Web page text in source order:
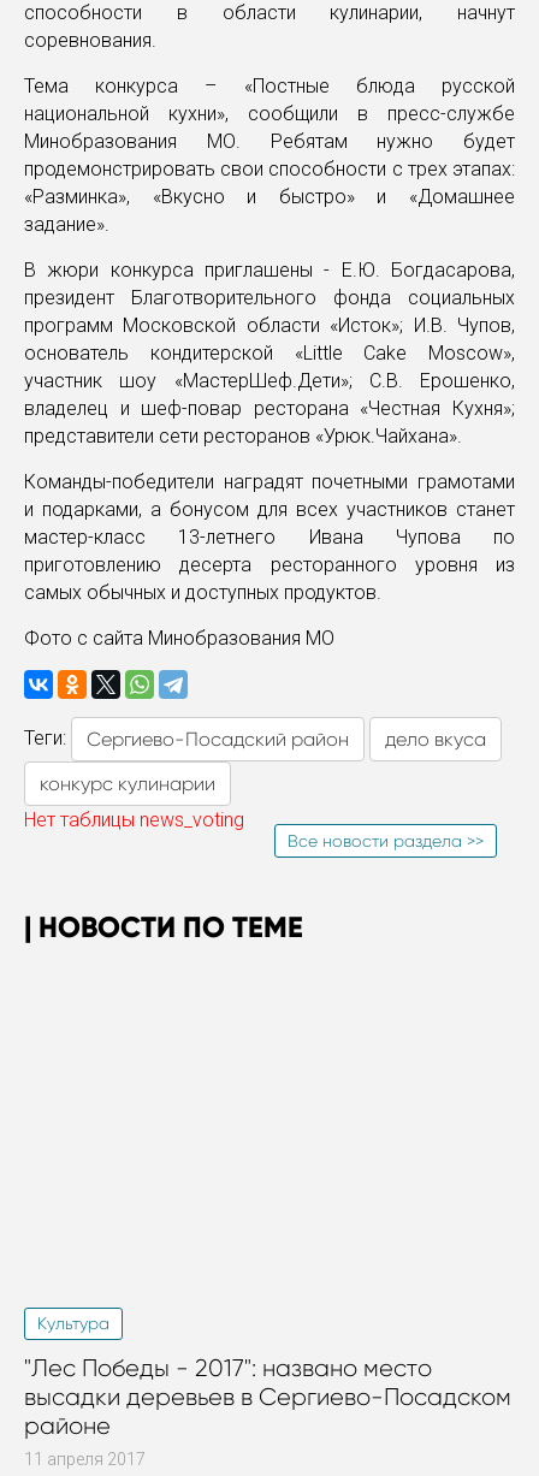
способности в области кулинарии, начнут
соревнования.
Тема конкурса – «Постные блюда русской
национальной кухни», сообщили в пресс-службе
Минобразования МО. Ребятам нужно будет
продемонстрировать свои способности с трех этапах:
«Разминка», «Вкусно и быстро» и «Домашнее
задание».
В жюри конкурса приглашены - Е.Ю. Богдасарова,
президент Благотворительного фонда социальных
программ Московской области «Исток»; И.В. Чупов,
основатель кондитерской «Little Cake Moscow»,
участник шоу «МастерШеф.Дети»; С.В. Ерошенко,
владелец и шеф-повар ресторана «Честная Кухня»;
представители сети ресторанов «Урюк.Чайхана».
Команды-победители наградят почетными грамотами
и подарками, а бонусом для всех участников станет
мастер-класс 13-летнего Ивана Чупова по
приготовлению десерта ресторанного уровня из
самых обычных и доступных продуктов.
Фото с сайта Минобразования МО
Теги: Сергиево-Посадский район
дело вкуса
конкурс кулинарии
Нет таблицы news_voting
Все новости раздела >>
НОВОСТИ ПО ТЕМЕ
Культура
"Лес Победы - 2017": названо место
высадки деревьев в Сергиево-Посадском
районе
11 апреля 2017